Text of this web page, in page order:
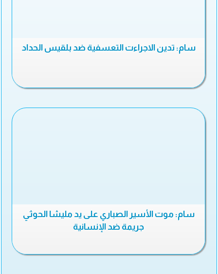
سام: تدين الاجراءت التعسفية ضد بلقيس الحداد
سام: موت الأسير الصباري على يد مليشا الحوثي
جريمة ضد الإنسانية